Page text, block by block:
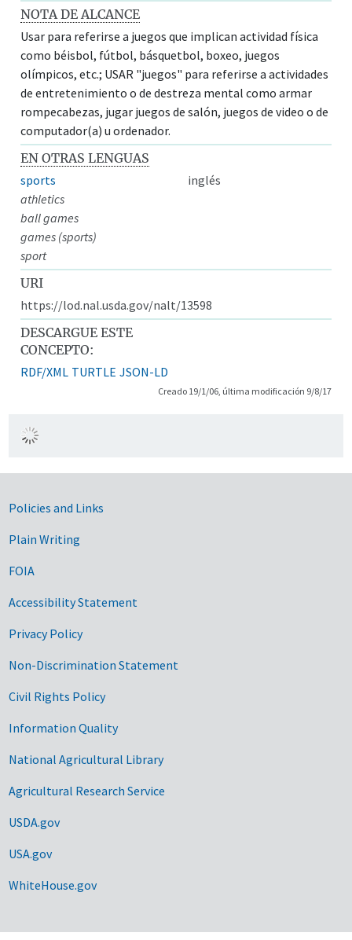
NOTA DE ALCANCE
Usar para referirse a juegos que implican actividad física
como béisbol, fútbol, básquetbol, boxeo, juegos
olímpicos, etc.; USAR "juegos" para referirse a actividades
de entretenimiento o de destreza mental como armar
rompecabezas, jugar juegos de salón, juegos de video o de
computador(a) u ordenador.
EN OTRAS LENGUAS
sports
inglés
athletics
ball games
games (sports)
sport
URI
https://lod.nal.usda.gov/nalt/13598
DESCARGUE ESTE
CONCEPTO:
RDF/XML TURTLE JSON-LD
Creado 19/1/06, última modificación 9/8/17
Government Links
Policies and Links
Plain Writing
FOIA
Accessibility Statement
Privacy Policy
Non-Discrimination Statement
Civil Rights Policy
Information Quality
National Agricultural Library
Agricultural Research Service
USDA.gov
USA.gov
WhiteHouse.gov